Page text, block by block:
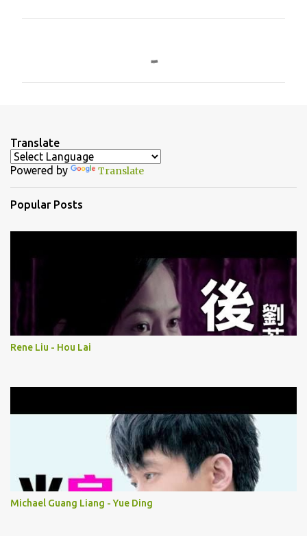
t
s
Translate
Powered by Translate
Popular Posts
Rene Liu - Hou Lai
Michael Guang Liang - Yue Ding